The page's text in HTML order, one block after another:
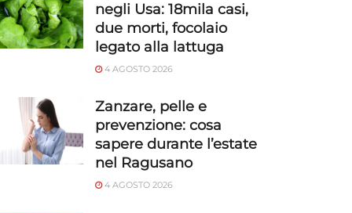
negli Usa: 18mila casi,
due morti, focolaio
legato alla lattuga
4 AGOSTO 2026
Zanzare, pelle e
prevenzione: cosa
sapere durante l’estate
nel Ragusano
4 AGOSTO 2026